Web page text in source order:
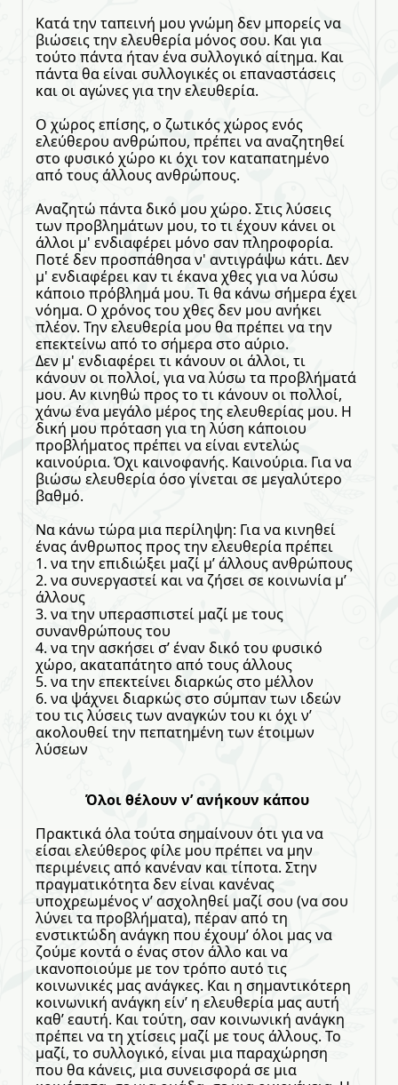
Κατά την ταπεινή μου γνώμη δεν μπορείς να
βιώσεις την ελευθερία μόνος σου. Και για
τούτο πάντα ήταν ένα συλλογικό αίτημα. Και
πάντα θα είναι συλλογικές οι επαναστάσεις
και οι αγώνες για την ελευθερία.
Ο χώρος επίσης, ο ζωτικός χώρος ενός
ελεύθερου ανθρώπου, πρέπει να αναζητηθεί
στο φυσικό χώρο κι όχι τον καταπατημένο
από τους άλλους ανθρώπους.
Αναζητώ πάντα δικό μου χώρο. Στις λύσεις
των προβλημάτων μου, το τι έχουν κάνει οι
άλλοι μ' ενδιαφέρει μόνο σαν πληροφορία.
Ποτέ δεν προσπάθησα ν' αντιγράψω κάτι. Δεν
μ' ενδιαφέρει καν τι έκανα χθες για να λύσω
κάποιο πρόβλημά μου. Τι θα κάνω σήμερα έχει
νόημα. Ο χρόνος του χθες δεν μου ανήκει
πλέον. Την ελευθερία μου θα πρέπει να την
επεκτείνω από το σήμερα στο αύριο.
Δεν μ' ενδιαφέρει τι κάνουν οι άλλοι, τι
κάνουν οι πολλοί, για να λύσω τα προβλήματά
μου. Αν κινηθώ προς το τι κάνουν οι πολλοί,
χάνω ένα μεγάλο μέρος της ελευθερίας μου. Η
δική μου πρόταση για τη λύση κάποιου
προβλήματος πρέπει να είναι εντελώς
καινούρια. Όχι καινοφανής. Καινούρια. Για να
βιώσω ελευθερία όσο γίνεται σε μεγαλύτερο
βαθμό.
Να κάνω τώρα μια περίληψη: Για να κινηθεί
ένας άνθρωπος προς την ελευθερία πρέπει
1. να την επιδιώξει μαζί μ’ άλλους ανθρώπους
2. να συνεργαστεί και να ζήσει σε κοινωνία μ’
άλλους
3. να την υπερασπιστεί μαζί με τους
συνανθρώπους του
4. να την ασκήσει σ’ έναν δικό του φυσικό
χώρο, ακαταπάτητο από τους άλλους
5. να την επεκτείνει διαρκώς στο μέλλον
6. να ψάχνει διαρκώς στο σύμπαν των ιδεών
του τις λύσεις των αναγκών του κι όχι ν’
ακολουθεί την πεπατημένη των έτοιμων
λύσεων
Όλοι θέλουν ν’ ανήκουν κάπου
Πρακτικά όλα τούτα σημαίνουν ότι για να
είσαι ελεύθερος φίλε μου πρέπει να μην
περιμένεις από κανέναν και τίποτα. Στην
πραγματικότητα δεν είναι κανένας
υποχρεωμένος ν’ ασχοληθεί μαζί σου (να σου
λύνει τα προβλήματα), πέραν από τη
ενστικτώδη ανάγκη που έχουμ’ όλοι μας να
ζούμε κοντά ο ένας στον άλλο και να
ικανοποιούμε με τον τρόπο αυτό τις
κοινωνικές μας ανάγκες. Και η σημαντικότερη
κοινωνική ανάγκη είν’ η ελευθερία μας αυτή
καθ’ εαυτή. Και τούτη, σαν κοινωνική ανάγκη
πρέπει να τη χτίσεις μαζί με τους άλλους. Το
μαζί, το συλλογικό, είναι μια παραχώρηση
που θα κάνεις, μια συνεισφορά σε μια